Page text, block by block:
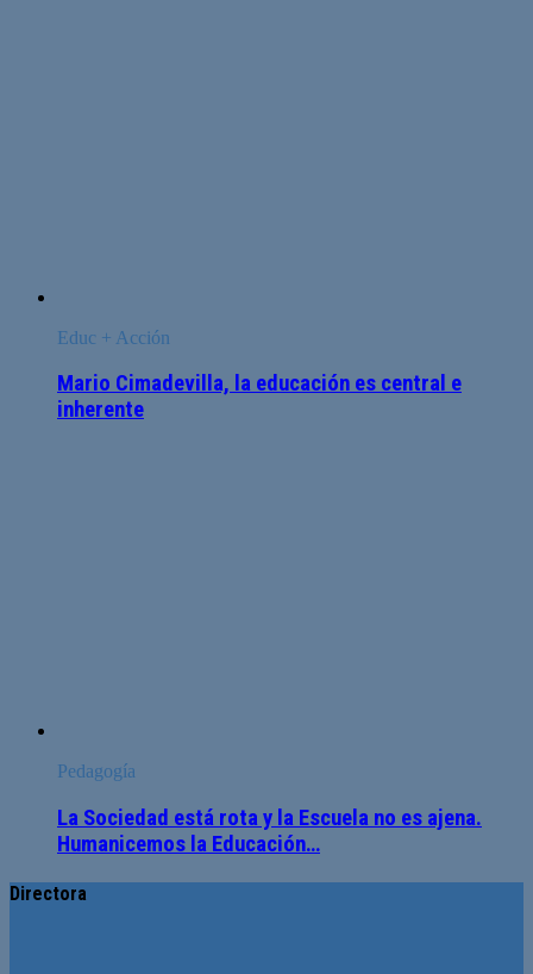
Educ + Acción
Mario Cimadevilla, la educación es central e
inherente
Pedagogía
La Sociedad está rota y la Escuela no es ajena.
Humanicemos la Educación…
Directora